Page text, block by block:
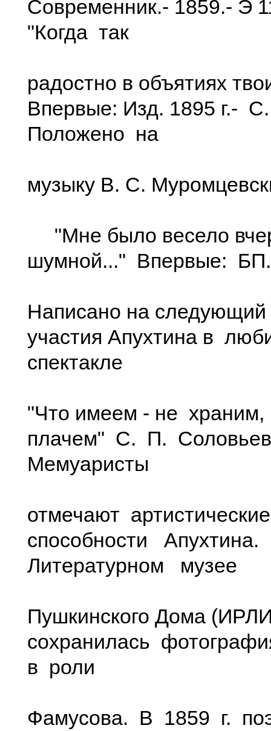
Современник.- 1859.- Э
"Когда так
радостно в объятиях
Впервые: Изд. 1895 г.-
Положено на
музыку В. С.
"Мне было весело
шумной..." Впервые:
Написано на следующий
участия Апухтина в
спектакле
"Что имеем - не
плачем" С. П.
Мемуаристы
отмечают
способности
Литературном музее
Пушкинского Дома
сохранилась
в роли
Фамусова. В 1859 г.